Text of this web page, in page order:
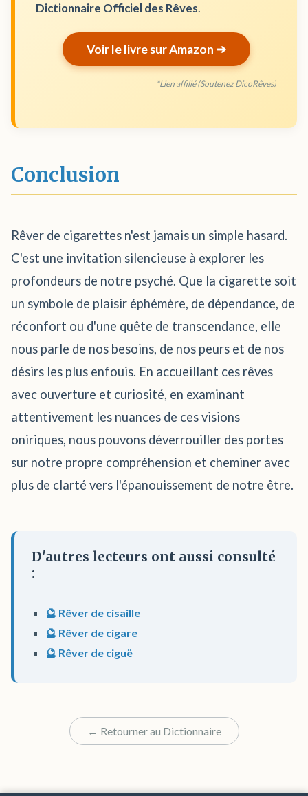
Dictionnaire Officiel des Rêves.
Voir le livre sur Amazon ➔
*Lien affilié (Soutenez DicoRêves)
Conclusion
Rêver de cigarettes n'est jamais un simple hasard.
C'est une invitation silencieuse à explorer les
profondeurs de notre psyché. Que la cigarette soit
un symbole de plaisir éphémère, de dépendance, de
réconfort ou d'une quête de transcendance, elle
nous parle de nos besoins, de nos peurs et de nos
désirs les plus enfouis. En accueillant ces rêves
avec ouverture et curiosité, en examinant
attentivement les nuances de ces visions
oniriques, nous pouvons déverrouiller des portes
sur notre propre compréhension et cheminer avec
plus de clarté vers l'épanouissement de notre être.
D'autres lecteurs ont aussi consulté
:
🔮 Rêver de cisaille
🔮 Rêver de cigare
🔮 Rêver de ciguë
← Retourner au Dictionnaire